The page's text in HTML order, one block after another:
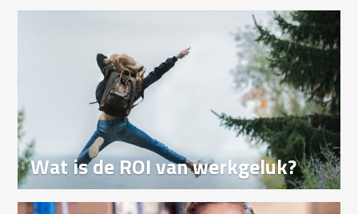
Wat is de ROI van werkgeluk?